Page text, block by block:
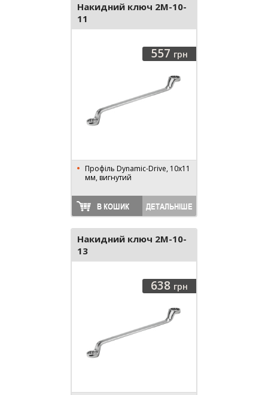
Накидний ключ 2M-10-
11
557 грн
Профіль Dynamic-Drive, 10x11
мм, вигнутий
В КОШИК ДЕТАЛЬНІШЕ
Накидний ключ 2M-10-
13
638 грн